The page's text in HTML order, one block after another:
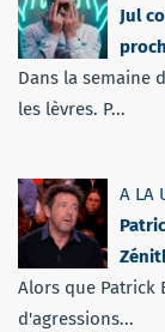
Jul
Dans la semaine
les lèvres. P...
A LA
Alors que Patrick
d'agressions...